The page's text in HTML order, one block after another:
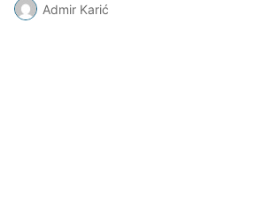
Admir Karić